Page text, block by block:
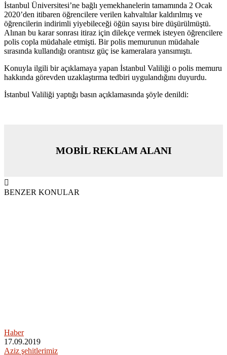
İstanbul Üniversitesi’ne bağlı yemekhanelerin tamamında 2 Ocak
2020’den itibaren öğrencilere verilen kahvaltılar kaldırılmış ve
öğrencilerin indirimli yiyebileceği öğün sayısı bire düşürülmüştü.
Alınan bu karar sonrası itiraz için dilekçe vermek isteyen öğrencilere
polis copla müdahale etmişti. Bir polis memurunun müdahale
sırasında kullandığı orantısız güç ise kameralara yansımıştı.
Konuyla ilgili bir açıklamaya yapan İstanbul Valiliği o polis memuru
hakkında görevden uzaklaştırma tedbiri uygulandığını duyurdu.
İstanbul Valiliği yaptığı basın açıklamasında şöyle denildi:
MOBİL REKLAM ALANI
BENZER KONULAR
Haber
17.09.2019
Aziz şehitlerimiz